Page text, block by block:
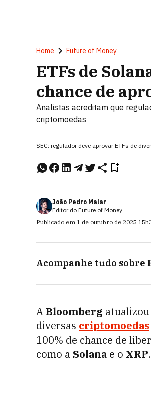
Home Future of Money
ETFs de
chance de
Analistas acreditam que
criptomoedas
SEC: regulador deve aprovar ETFs de
João Pedro Malar
Editor do Future of Money
Publicado em 1 de outubro de 2025
Acompanhe tudo sobre
ABloomberg
diversas criptomoedas
100% de chance de
como a Solana e o XRP.